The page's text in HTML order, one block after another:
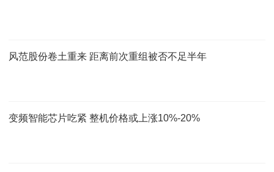
风范股份卷土重来 距离前次重组被否不足半年
变频智能芯片吃紧 整机价格或上涨10%-20%